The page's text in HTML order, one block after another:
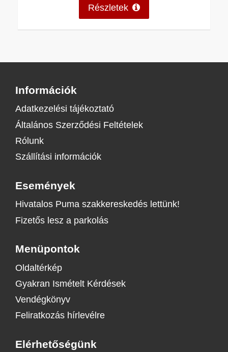
Részletek
Információk
Adatkezelési tájékoztató
Általános Szerződési Feltételek
Rólunk
Szállítási információk
Események
Hivatalos Puma szakkereskedés lettünk!
Fizetős lesz a parkolás
Menüpontok
Oldaltérkép
Gyakran Ismételt Kérdések
Vendégkönyv
Feliratkozás hírlevélre
Elérhetőségünk